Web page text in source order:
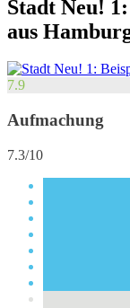
Stadt Neu!
aus
7.9
Aufmachung
7.3/10